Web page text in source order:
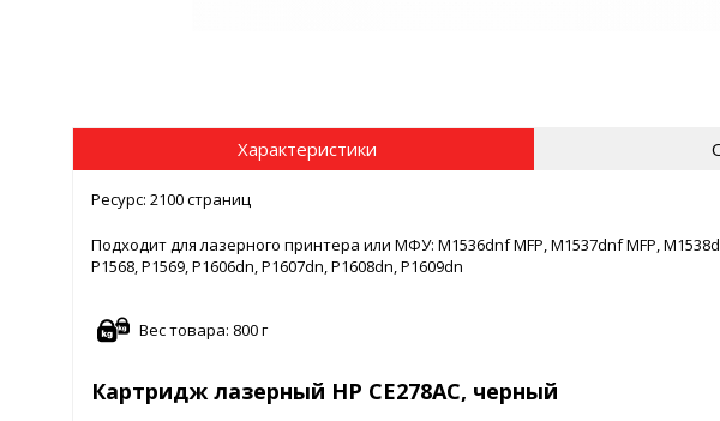
Характеристики
Ресурс: 2100 страниц
Подходит для лазерного принтера или МФУ: M1536dnf MFP, M1537dnf MFP,
P1568, P1569, P1606dn, P1607dn, P1608dn, P1609dn
Вес товара: 800 г
Картридж лазерный HP CE278AC, черный